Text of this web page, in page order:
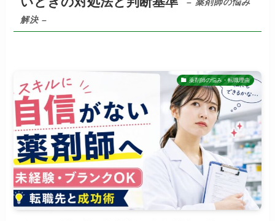
解決 –
薬剤師の悩み・転職理由